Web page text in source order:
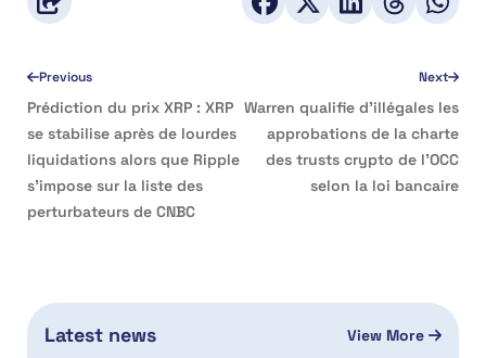
Previous
Prédiction du prix XRP : XRP
se stabilise après de lourdes
liquidations alors que Ripple
s’impose sur la liste des
perturbateurs de CNBC
Next
Warren qualifie d’illégales les
approbations de la charte
des trusts crypto de l’OCC
selon la loi bancaire
Latest news View More